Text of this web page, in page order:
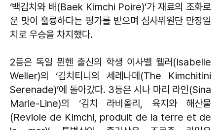
‘백김치와 배(Baek Kimchi Poire)’가 재료의 조화로
운 맛이 훌륭하다는 평가를 받으며 심사위원단 만장일
치로 우승을 차지했다.
2등은 독일 뮌헨 출신의 학생 이사벨 웰러(Isabelle
Weller)의 ‘김치티니의 세레나데(The Kimchitini
Serenade)’에 돌아갔다. 3등은 시나 마리 라인(Sina
Marie-Line)의 ‘김치 라비올리, 육지와 해산물
(Reviole de Kimchi, produit de la terre et de